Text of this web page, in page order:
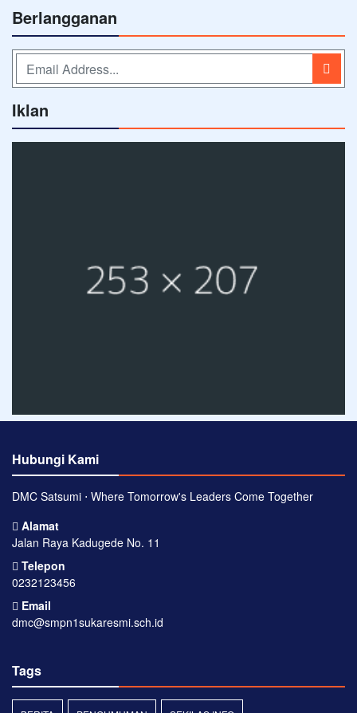
Berlangganan
Iklan
Hubungi Kami
DMC Satsumi ⋅ Where Tomorrow's Leaders Come Together
Alamat
Jalan Raya Kadugede No. 11
Telepon
0232123456
Email
dmc@smpn1sukaresmi.sch.id
Tags